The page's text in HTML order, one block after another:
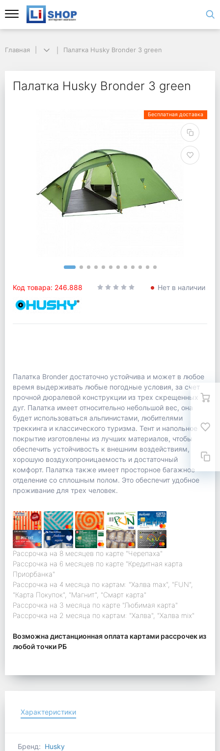
Главная Палатка Husky Bronder 3 green
Палатка Husky Bronder 3 green
Бесплатная доставка
Код товара: 246.888 Нет в наличии
Палатка Bronder достаточно устойчива и может в любое
время выдерживать любые погодные условия, за счет
прочной дюралевой конструкции из трех скрещенных
дуг. Палатка имеет относительно небольшой вес, она
будет использоваться альпинистами, любителями
треккинга и классического туризма. Тент и напольное
покрытие изготовлены из лучших материалов, чтобы
обеспечить устойчивость к внешним воздействиям,
хорошую воздухопроницаемость и достаточный
комфорт. Палатка также имеет просторное багажное
отделение со сплошным полом. Это обеспечит удобное
проживание для трех человек.
Рассрочка на 8 месяцев по карте "Черепаха"
Рассрочка на 6 месяцев по карте "Кредитная карта
Приорбанка"
Рассрочка на 4 месяца по картам: "Халва max", "FUN",
"Карта Покупок", "Магнит", "Смарт карта"
Рассрочка на 3 месяца по карте "Любимая карта"
Рассрочка на 2 месяца по картам: "Халва", "Халва mix"
Возможна дистанционная оплата картами рассрочек из
любой точки РБ
Характеристики
Бренд: Husky